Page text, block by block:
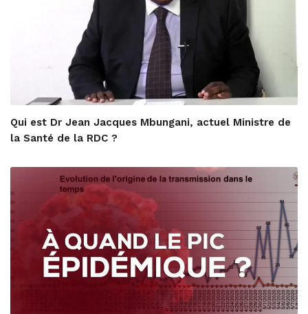
Qui est Dr Jean Jacques Mbungani, actuel Ministre de
la Santé de la RDC ?